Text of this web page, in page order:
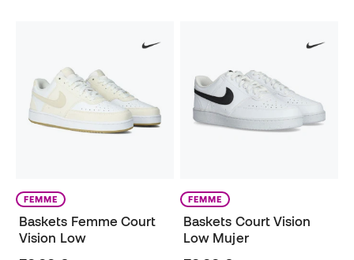
FEMME
Baskets Femme Court
Vision Low
FEMME
Baskets Court Vision
Low Mujer